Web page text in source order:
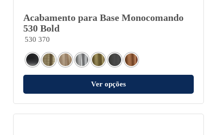
Acabamento para Base Monocomando
530 Bold
530 370
Ver opções